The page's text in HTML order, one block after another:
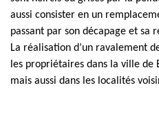
aussi consister en un
passant par son décapage et sa
La réalisation d’un ravalement
les propriétaires dans la ville de
mais aussi dans les localités